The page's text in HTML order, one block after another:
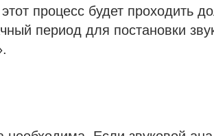
процесс будет проходить
период для постановки